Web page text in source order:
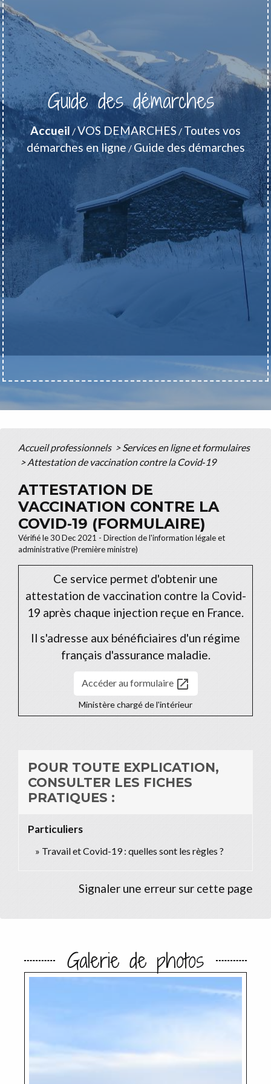
Guide des démarches
Accueil /VOS DEMARCHES / Toutes vos
démarches en ligne / Guide des démarches
Accueil professionnels > Services en ligne et formulaires
> Attestation de vaccination contre la Covid‑19
ATTESTATION DE
VACCINATION CONTRE LA
COVID‑19 (FORMULAIRE)
Vérifié le 30 Dec 2021 - Direction de l'information légale et
administrative (Première ministre)
Ce service permet d'obtenir une
attestation de vaccination contre la Covid-
19 après chaque injection reçue en France.
Il s'adresse aux bénéficiaires d'un régime
français d'assurance maladie.
Accéder au formulaire open_in_new
Ministère chargé de l'intérieur
POUR TOUTE EXPLICATION,
CONSULTER LES FICHES
PRATIQUES :
Particuliers
Travail et Covid-19 : quelles sont les règles ?
Signaler une erreur sur cette page
Galerie de photos